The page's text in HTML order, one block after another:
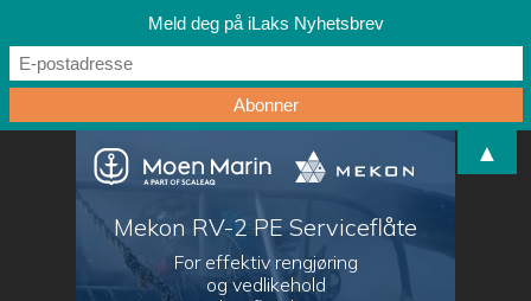
Meld deg på iLaks Nyhetsbrev
▲